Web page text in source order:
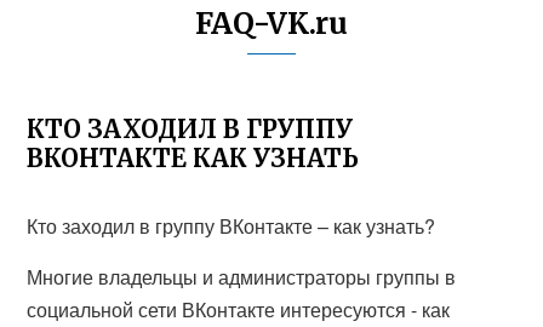
FAQ-VK.ru
КТО ЗАХОДИЛ В ГРУППУ
ВКОНТАКТЕ КАК УЗНАТЬ
Кто заходил в группу ВКонтакте – как узнать?
Многие владельцы и администраторы группы в
социальной сети ВКонтакте интересуются - как